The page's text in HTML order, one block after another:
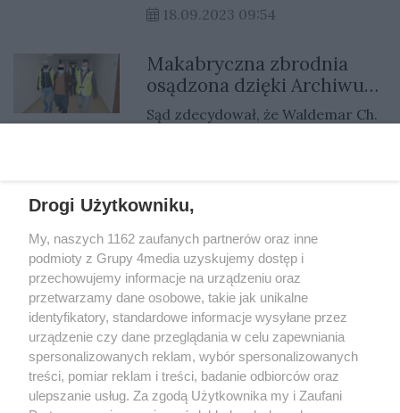
córkę. Oboje zostali aresztowani.
zwłok.
18.09.2023 09:54
Makabryczna zbrodnia
osądzona dzięki Archiwum
X. Kiedy umierała, jeszcze
ja gwałcił
Sąd zdecydował, że Waldemar Ch.
brat senatora PiS.
REKLAMA
Drogi Użytkowniku,
My, naszych 1162 zaufanych partnerów oraz inne
podmioty z Grupy 4media uzyskujemy dostęp i
przechowujemy informacje na urządzeniu oraz
przetwarzamy dane osobowe, takie jak unikalne
identyfikatory, standardowe informacje wysyłane przez
urządzenie czy dane przeglądania w celu zapewniania
spersonalizowanych reklam, wybór spersonalizowanych
treści, pomiar reklam i treści, badanie odbiorców oraz
ulepszanie usług. Za zgodą Użytkownika my i Zaufani